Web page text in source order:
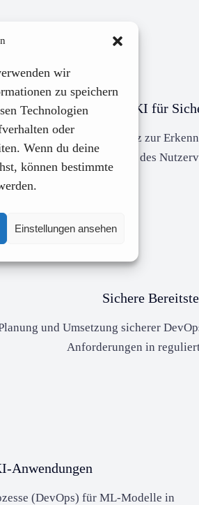
wir
zu speichern
Technologien
oder
Wenn du deine
können bestimmte
Einstellungen ansehen
KI für
Künstlicher Intelligenz zur
Anomalieanalysen, Modelle des
Sichere
und Umsetzung sicherer
Anforderungen in
Anwendungen
(DevOps) für ML-Modelle in